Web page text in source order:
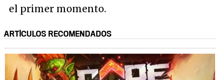
el primer momento.
ARTÍCULOS RECOMENDADOS